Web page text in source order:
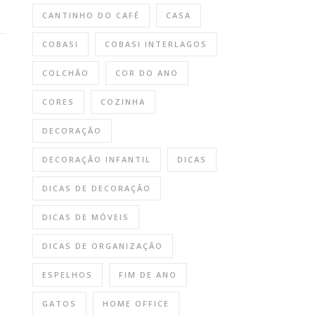
CANTINHO DO CAFÉ CASA
COBASI COBASI INTERLAGOS
COLCHÃO COR DO ANO
CORES COZINHA
DECORAÇÃO
DECORAÇÃO INFANTIL DICAS
DICAS DE DECORAÇÃO
DICAS DE MÓVEIS
DICAS DE ORGANIZAÇÃO
ESPELHOS FIM DE ANO
GATOS HOME OFFICE